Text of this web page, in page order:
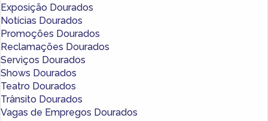
Exposição Dourados
Notícias Dourados
Promoções Dourados
Reclamações Dourados
Serviços Dourados
Shows Dourados
Teatro Dourados
Trânsito Dourados
Vagas de Empregos Dourados